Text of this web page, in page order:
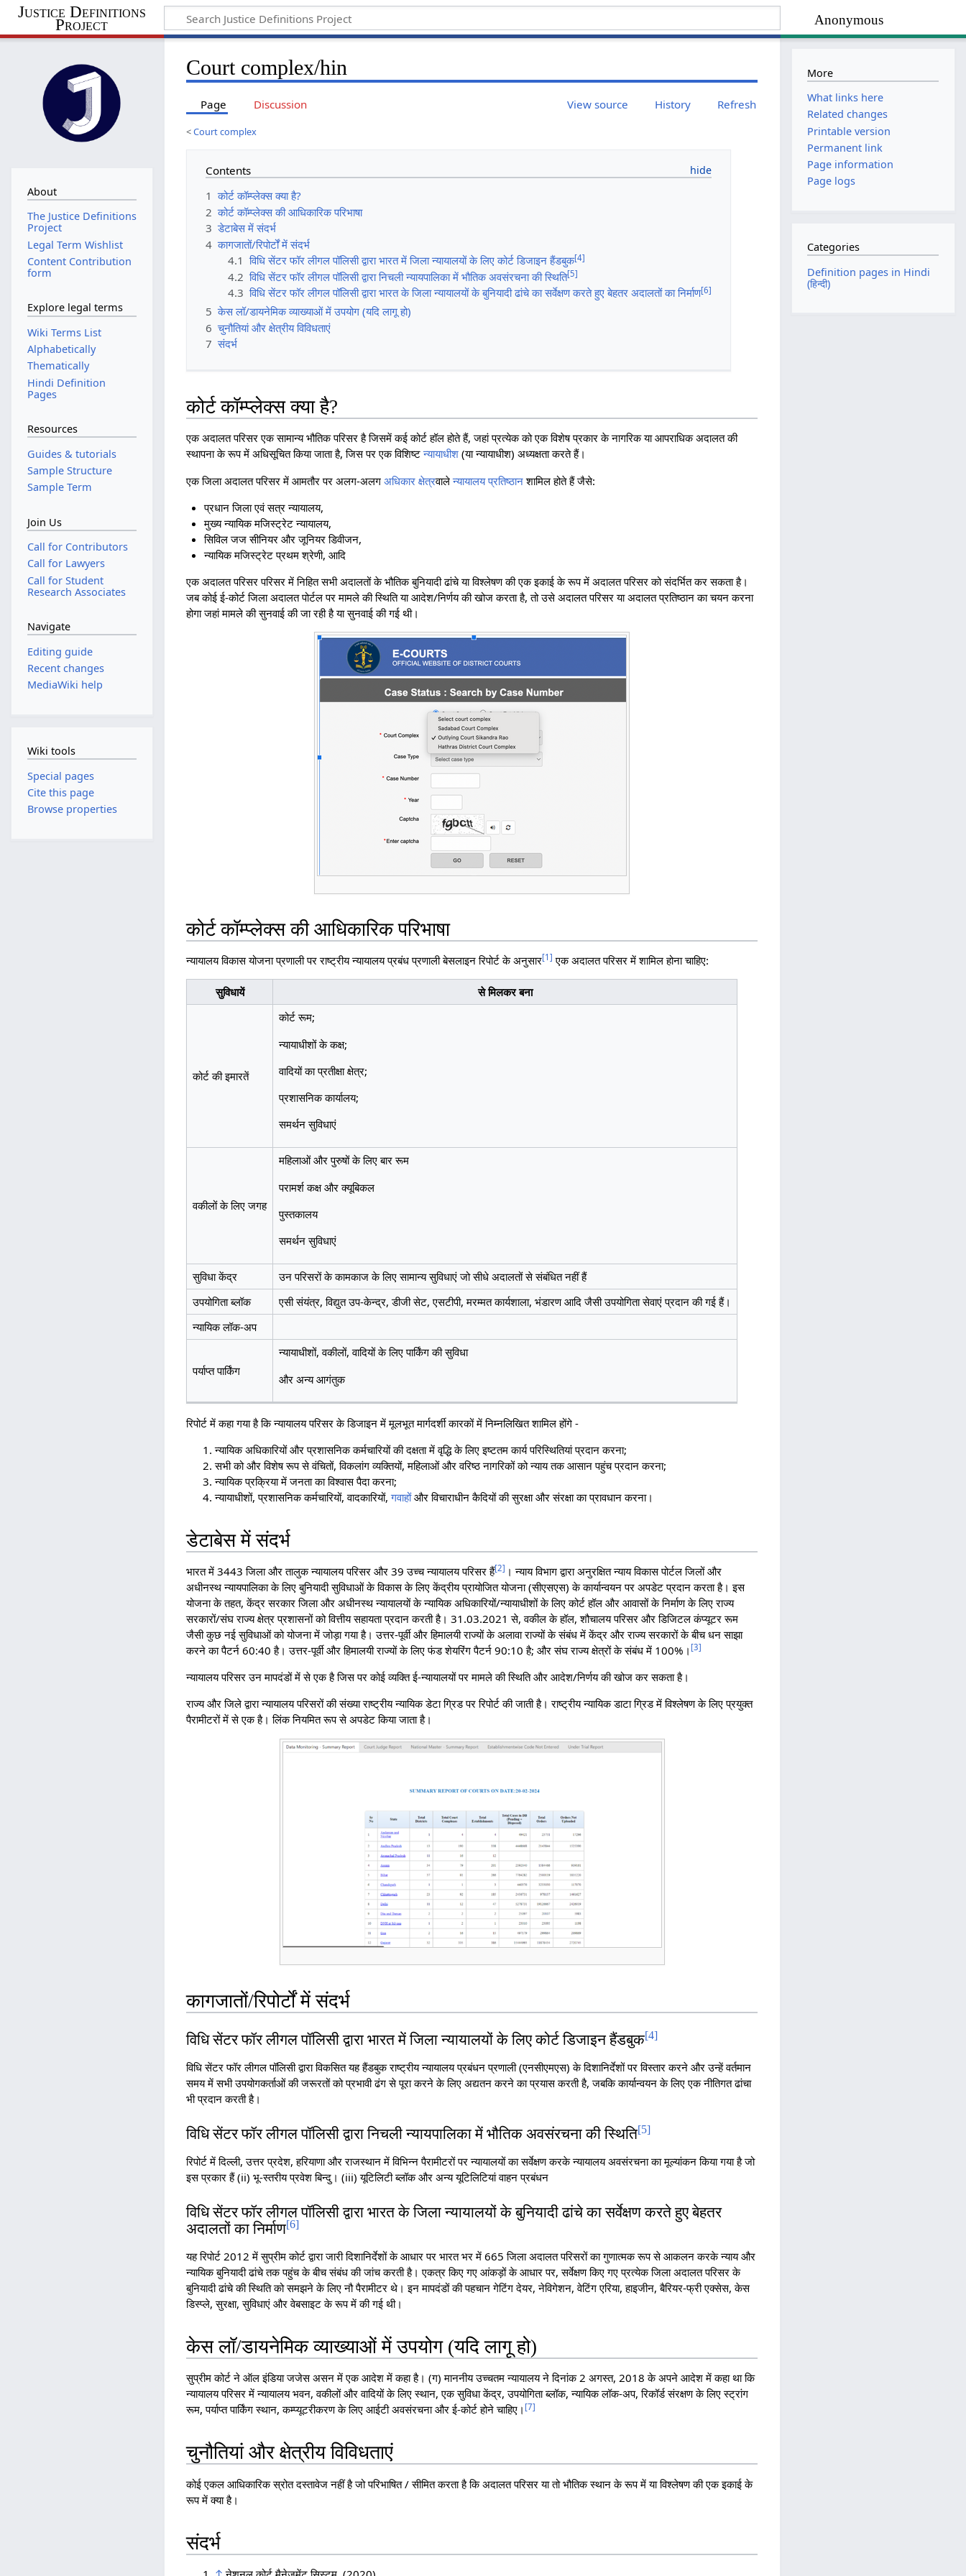
Anonymous
Justice Definitions
Project
Court complex/hin
Page Discussion View source History Refresh
<Court complex
Contents
1 कोर्ट कॉम्प्लेक्स क्या है?
2 कोर्ट कॉम्प्लेक्स की आधिकारिक परिभाषा
3 डेटाबेस में संदर्भ
4 कागजातों/रिपोर्टों में संदर्भ
4.1 विधि सेंटर फॉर लीगल पॉलिसी द्वारा भारत में जिला न्यायालयों के लिए कोर्ट डिजाइन हैंडबुक[4]
4.2 विधि सेंटर फॉर लीगल पॉलिसी द्वारा निचली न्यायपालिका में भौतिक अवसंरचना की स्थिति[5]
4.3 विधि सेंटर फॉर लीगल पॉलिसी द्वारा भारत के जिला न्यायालयों के बुनियादी ढांचे का सर्वेक्षण करते हुए बेहतर अदालतों का निर्माण[6]
5 केस लॉ/डायनेमिक व्याख्याओं में उपयोग (यदि लागू हो)
6 चुनौतियां और क्षेत्रीय विविधताएं
7 संदर्भ
कोर्ट कॉम्प्लेक्स क्या है?
एक अदालत परिसर एक सामान्य भौतिक परिसर है जिसमें कई कोर्ट हॉल होते हैं, जहां प्रत्येक को एक विशेष प्रकार के नागरिक या आपराधिक अदालत की
स्थापना के रूप में अधिसूचित किया जाता है, जिस पर एक विशिष्टन्यायाधीश (या न्यायाधीश) अध्यक्षता करते हैं।
एक जिला अदालत परिसर में आमतौर पर अलग-अलगअधिकार क्षेत्रवालेन्यायालय प्रतिष्ठानशामिल होते हैं जैसे:
प्रधान जिला एवं सत्र न्यायालय,
मुख्य न्यायिक मजिस्ट्रेट न्यायालय,
सिविल जज सीनियर और जूनियर डिवीजन,
न्यायिक मजिस्ट्रेट प्रथम श्रेणी, आदि
एक अदालत परिसर परिसर में निहित सभी अदालतों के भौतिक बुनियादी ढांचे या विश्लेषण की एक इकाई के रूप में अदालत परिसर को संदर्भित कर सकता है।
जब कोई ई-कोर्ट जिला अदालत पोर्टल पर मामले की स्थिति या आदेश/निर्णय की खोज करता है, तो उसे अदालत परिसर या अदालत प्रतिष्ठान का चयन करना
होगा जहां मामले की सुनवाई की जा रही है या सुनवाई की गई थी।
कोर्ट कॉम्प्लेक्स की आधिकारिक परिभाषा
न्यायालय विकास योजना प्रणाली पर राष्ट्रीय न्यायालय प्रबंध प्रणाली बेसलाइन रिपोर्ट के अनुसार[1] एक अदालत परिसर में शामिल होना चाहिए:
सुविधायें से मिलकर बना
कोर्ट की इमारतें
कोर्ट रूम;
न्यायाधीशों के कक्ष;
वादियों का प्रतीक्षा क्षेत्र;
प्रशासनिक कार्यालय;
समर्थन सुविधाएं
वकीलों के लिए जगह
महिलाओं और पुरुषों के लिए बार रूम
परामर्श कक्ष और क्यूबिकल
पुस्तकालय
समर्थन सुविधाएं
सुविधा केंद्र
उन परिसरों के कामकाज के लिए सामान्य सुविधाएं जो सीधे अदालतों से संबंधित नहीं हैं
उपयोगिता ब्लॉक
एसी संयंत्र, विद्युत उप-केन्द्र, डीजी सेट, एसटीपी, मरम्मत कार्यशाला, भंडारण आदि जैसी उपयोगिता सेवाएं प्रदान की गई हैं।
न्यायिक लॉक-अप
पर्याप्त पार्किंग
न्यायाधीशों, वकीलों, वादियों के लिए पार्किंग की सुविधा
और अन्य आगंतुक
रिपोर्ट में कहा गया है कि न्यायालय परिसर के डिजाइन में मूलभूत मार्गदर्शी कारकों में निम्नलिखित शामिल होंगे -
न्यायिक अधिकारियों और प्रशासनिक कर्मचारियों की दक्षता में वृद्धि के लिए इष्टतम कार्य परिस्थितियां प्रदान करना;
सभी को और विशेष रूप से वंचितों, विकलांग व्यक्तियों, महिलाओं और वरिष्ठ नागरिकों को न्याय तक आसान पहुंच प्रदान करना;
न्यायिक प्रक्रिया में जनता का विश्वास पैदा करना;
न्यायाधीशों, प्रशासनिक कर्मचारियों, वादकारियों,गवाहोंऔर विचाराधीन कैदियों की सुरक्षा और संरक्षा का प्रावधान करना।
डेटाबेस में संदर्भ
भारत में 3443 जिला और तालुक न्यायालय परिसर और 39 उच्च न्यायालय परिसर हैं[2] । न्याय विभाग द्वारा अनुरक्षित न्याय विकास पोर्टल जिलों और
अधीनस्थ न्यायपालिका के लिए बुनियादी सुविधाओं के विकास के लिए केंद्रीय प्रायोजित योजना (सीएसएस) के कार्यान्वयन पर अपडेट प्रदान करता है। इस
योजना के तहत, केंद्र सरकार जिला और अधीनस्थ न्यायालयों के न्यायिक अधिकारियों/न्यायाधीशों के लिए कोर्ट हॉल और आवासों के निर्माण के लिए राज्य
सरकारों/संघ राज्य क्षेत्र प्रशासनों को वित्तीय सहायता प्रदान करती है। 31.03.2021 से, वकील के हॉल, शौचालय परिसर और डिजिटल कंप्यूटर रूम
जैसी कुछ नई सुविधाओं को योजना में जोड़ा गया है। उत्तर-पूर्वी और हिमालयी राज्यों के अलावा राज्यों के संबंध में केंद्र और राज्य सरकारों के बीच धन साझा
करने का पैटर्न 60:40 है। उत्तर-पूर्वी और हिमालयी राज्यों के लिए फंड शेयरिंग पैटर्न 90:10 है; और संघ राज्य क्षेत्रों के संबंध में 100%। [3]
न्यायालय परिसर उन मापदंडों में से एक है जिस पर कोई व्यक्ति ई-न्यायालयों पर मामले की स्थिति और आदेश/निर्णय की खोज कर सकता है।
राज्य और जिले द्वारा न्यायालय परिसरों की संख्या राष्ट्रीय न्यायिक डेटा ग्रिड पर रिपोर्ट की जाती है। राष्ट्रीय न्यायिक डाटा ग्रिड में विश्लेषण के लिए प्रयुक्त
पैरामीटरों में से एक है। लिंक नियमित रूप से अपडेट किया जाता है।
कागजातों/रिपोर्टों में संदर्भ
विधि सेंटर फॉर लीगल पॉलिसी द्वारा भारत में जिला न्यायालयों के लिए कोर्ट डिजाइन हैंडबुक[4]
विधि सेंटर फॉर लीगल पॉलिसी द्वारा विकसित यह हैंडबुक राष्ट्रीय न्यायालय प्रबंधन प्रणाली (एनसीएमएस) के दिशानिर्देशों पर विस्तार करने और उन्हें वर्तमान
समय में सभी उपयोगकर्ताओं की जरूरतों को प्रभावी ढंग से पूरा करने के लिए अद्यतन करने का प्रयास करती है, जबकि कार्यान्वयन के लिए एक नीतिगत ढांचा
भी प्रदान करती है।
विधि सेंटर फॉर लीगल पॉलिसी द्वारा निचली न्यायपालिका में भौतिक अवसंरचना की स्थिति[5]
रिपोर्ट में दिल्ली, उत्तर प्रदेश, हरियाणा और राजस्थान में विभिन्न पैरामीटरों पर न्यायालयों का सर्वेक्षण करके न्यायालय अवसंरचना का मूल्यांकन किया गया है जो
इस प्रकार हैं (ii) भू-स्तरीय प्रवेश बिन्दु। (iii) यूटिलिटी ब्लॉक और अन्य यूटिलिटियां वाहन प्रबंधन
विधि सेंटर फॉर लीगल पॉलिसी द्वारा भारत के जिला न्यायालयों के बुनियादी ढांचे का सर्वेक्षण करते हुए बेहतर
अदालतों का निर्माण[6]
यह रिपोर्ट 2012 में सुप्रीम कोर्ट द्वारा जारी दिशानिर्देशों के आधार पर भारत भर में 665 जिला अदालत परिसरों का गुणात्मक रूप से आकलन करके न्याय और
न्यायिक बुनियादी ढांचे तक पहुंच के बीच संबंध की जांच करती है। एकत्र किए गए आंकड़ों के आधार पर, सर्वेक्षण किए गए प्रत्येक जिला अदालत परिसर के
बुनियादी ढांचे की स्थिति को समझने के लिए नौ पैरामीटर थे। इन मापदंडों की पहचान गेटिंग देयर, नेविगेशन, वेटिंग एरिया, हाइजीन, बैरियर-फ्री एक्सेस, केस
डिस्प्ले, सुरक्षा, सुविधाएं और वेबसाइट के रूप में की गई थी।
केस लॉ/डायनेमिक व्याख्याओं में उपयोग (यदि लागू हो)
सुप्रीम कोर्ट ने ऑल इंडिया जजेस असन में एक आदेश में कहा है। (ग) माननीय उच्चतम न्यायालय ने दिनांक 2 अगस्त, 2018 के अपने आदेश में कहा था कि
न्यायालय परिसर में न्यायालय भवन, वकीलों और वादियों के लिए स्थान, एक सुविधा केंद्र, उपयोगिता ब्लॉक, न्यायिक लॉक-अप, रिकॉर्ड संरक्षण के लिए स्ट्रांग
रूम, पर्याप्त पार्किंग स्थान, कम्प्यूटरीकरण के लिए आईटी अवसंरचना और ई-कोर्ट होने चाहिए। [7]
चुनौतियां और क्षेत्रीय विविधताएं
कोई एकल आधिकारिक स्रोत दस्तावेज नहीं है जो परिभाषित / सीमित करता है कि अदालत परिसर या तो भौतिक स्थान के रूप में या विश्लेषण की एक इकाई के
रूप में क्या है।
संदर्भ
About
The Justice Definitions
Project
Legal Term Wishlist
Content Contribution
form
Explore legal terms
Wiki Terms List
Alphabetically
Thematically
Hindi Definition
Pages
Resources
Guides & tutorials
Sample Structure
Sample Term
Join Us
Call for Contributors
Call for Lawyers
Call for Student
Research Associates
Navigate
Editing guide
Recent changes
MediaWiki help
Wiki tools
Special pages
Cite this page
Browse properties
More
What links here
Related changes
Printable version
Permanent link
Page information
Page logs
Categories
Definition pages in Hindi
(हिन्दी)